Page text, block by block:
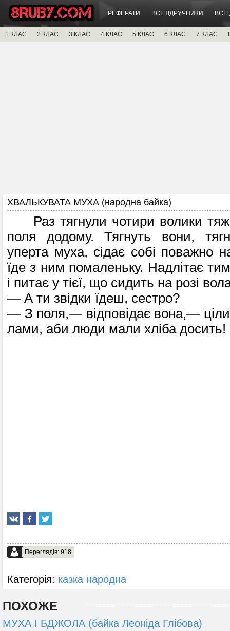
РЕФЕРАТИ ВСІ ПІДРУЧНИКИ ВСІ
1 КЛАС 2 КЛАС 3 КЛАС 4 КЛАС 5 КЛАС 6 КЛАС 7 КЛАС
ХВАЛЬКУВАТА МУХА (народна байка)
Раз тягнули чотири волики
поля додому. Тягнуть вони,
уперта муха, сідає собі поважно
їде з ним помаленьку. Надлітає
і питає у тієї, що сидить на розі
— А ти звідки їдеш, сестро?
— З поля,— відповідає вона,—
лами, аби люди мали хліба досить!
Переглядів: 918
Категорія: казка народна
ПОХОЖЕ
МУХА І БДЖОЛА (байка Леоніда Глібова)